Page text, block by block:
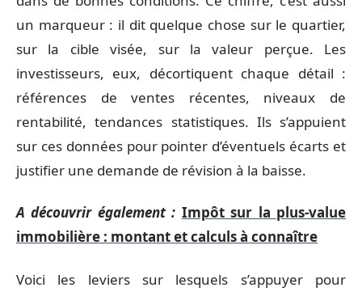
un marqueur : il dit quelque chose sur le quartier,
sur la cible visée, sur la valeur perçue. Les
investisseurs, eux, décortiquent chaque détail :
références de ventes récentes, niveaux de
rentabilité, tendances statistiques. Ils s’appuient
sur ces données pour pointer d’éventuels écarts et
justifier une demande de révision à la baisse.
A découvrir également : Impôt sur la plus-value
immobilière : montant et calculs à connaître
Voici les leviers sur lesquels s’appuyer pour